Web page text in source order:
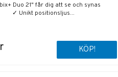
Duo 21" får dig att se och synas
✓ Unikt positionsljus...
KÖP!